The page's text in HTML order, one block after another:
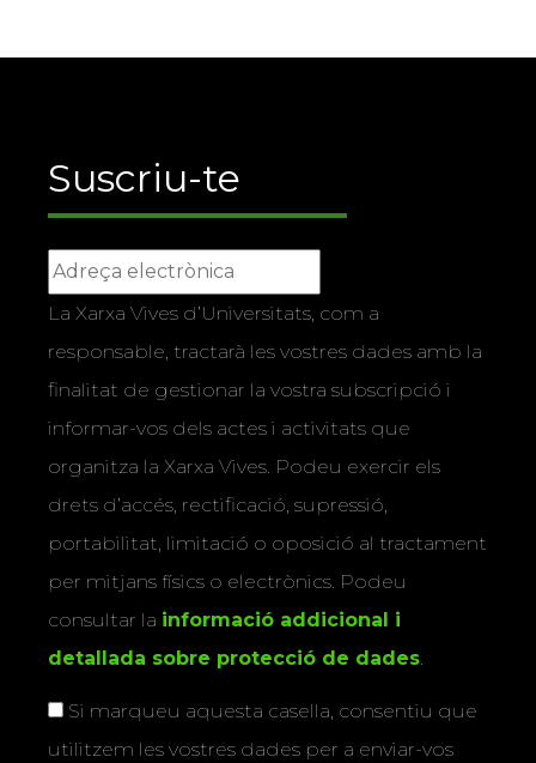
Suscriu-te
La Xarxa Vives d’Universitats, com a
responsable, tractarà les vostres dades amb la
finalitat de gestionar la vostra subscripció i
informar-vos dels actes i activitats que
organitza la Xarxa Vives. Podeu exercir els
drets d’accés, rectificació, supressió,
portabilitat, limitació o oposició al tractament
per mitjans físics o electrònics. Podeu
consultar la informació addicional i
detallada sobre protecció de dades.
Si marqueu aquesta casella, consentiu que
utilitzem les vostres dades per a enviar-vos